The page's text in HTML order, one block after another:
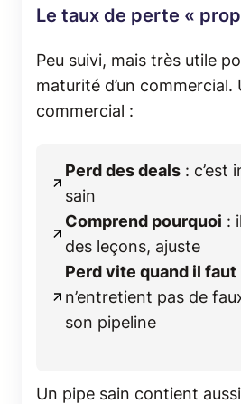
Le taux de perte «
Peu suivi, mais très utile
maturité d’un commercial.
commercial :
Perd des deals : c’est
sain
Comprend pourquoi :
des leçons, ajuste
Perd vite quand il faut
n’entretient pas de
son pipeline
Un pipe sain contient